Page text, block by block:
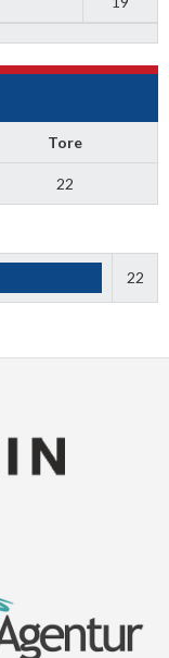
Tore
22
22